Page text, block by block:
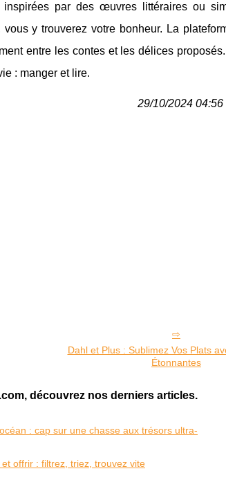
par des œuvres littéraires ou
y trouverez votre bonheur. La
entre les contes et les délices
: manger et lire.
29/10/2024
Dahl et Plus : Sublimez Vos Plats
Étonnantes
découvrez nos derniers articles.
: cap sur une chasse aux trésors ultra-
offrir : filtrez, triez, trouvez vite